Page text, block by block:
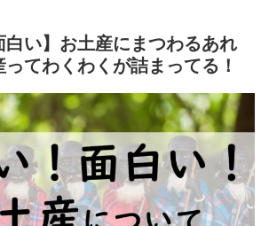
白い】お土産にまつわるあれ
てわくわくが詰まってる！